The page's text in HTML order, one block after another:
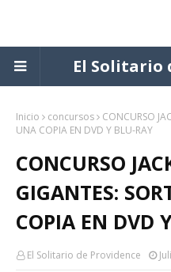
El Solitario
Inicio concursos
CONCURSO
UNA COPIA EN DVD Y BLU-RAY
CONCURSO
GIGANTES:
COPIA EN DVD
El Solitario de Providence